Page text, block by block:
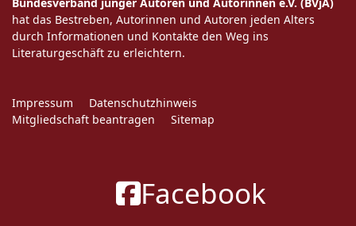
hat das Bestreben, Autorinnen und Autoren jeden Alters
durch Informationen und Kontakte den Weg ins
Literaturgeschäft zu erleichtern.
Impressum
Datenschutzhinweis
Mitgliedschaft beantragen
Sitemap
Facebook